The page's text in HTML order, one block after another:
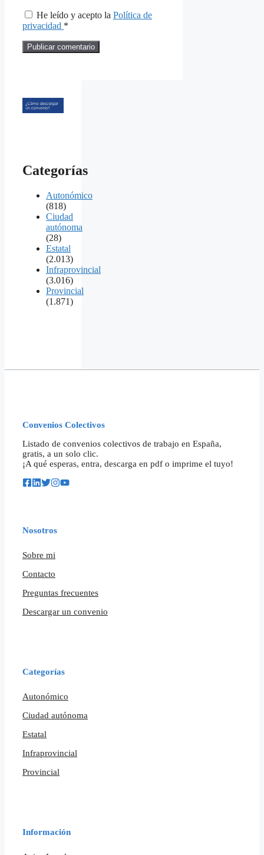
He leído y acepto la Política de
privacidad *
Categorías
Autonómico
(818)
Ciudad
autónoma
(28)
Estatal
(2.013)
Infraprovincial
(3.016)
Provincial
(1.871)
Convenios Colectivos
Listado de convenios colectivos de trabajo en España,
gratis, a un solo clic.
¡A qué esperas, entra, descarga en pdf o imprime el tuyo!
Nosotros
Sobre mi
Contacto
Preguntas frecuentes
Descargar un convenio
Categorías
Autonómico
Ciudad autónoma
Estatal
Infraprovincial
Provincial
Información